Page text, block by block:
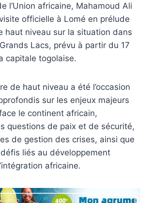
l’Union africaine, Mahamoud Ali
officielle à Lomé en prélude
haut niveau sur la situation dans
Lacs, prévu à partir du 17
capitale togolaise.
de haut niveau a été l’occasion
sur les enjeux majeurs
le continent africain,
questions de paix et de sécurité,
de gestion des crises, ainsi que
liés au développement
africaine.